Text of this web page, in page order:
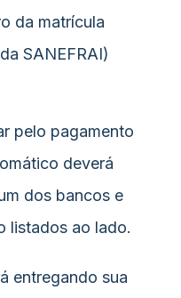
da matrícula
SANEFRAI)
pelo pagamento
deverá
dos bancos e
listados ao lado.
entregando sua